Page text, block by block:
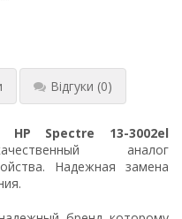
Відгуки (0)
HP Spectre 13-3002el
аналог
Надежная замена